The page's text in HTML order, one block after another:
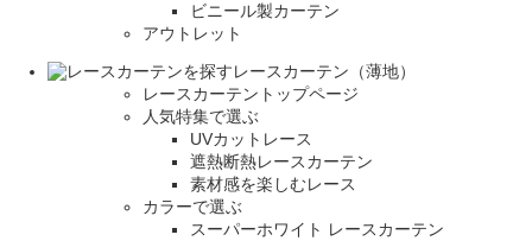
ビニール製カーテン
アウトレット
レースカーテン（薄地）
レースカーテントップページ
人気特集で選ぶ
UVカットレース
遮熱断熱レースカーテン
素材感を楽しむレース
カラーで選ぶ
スーパーホワイト レースカーテン